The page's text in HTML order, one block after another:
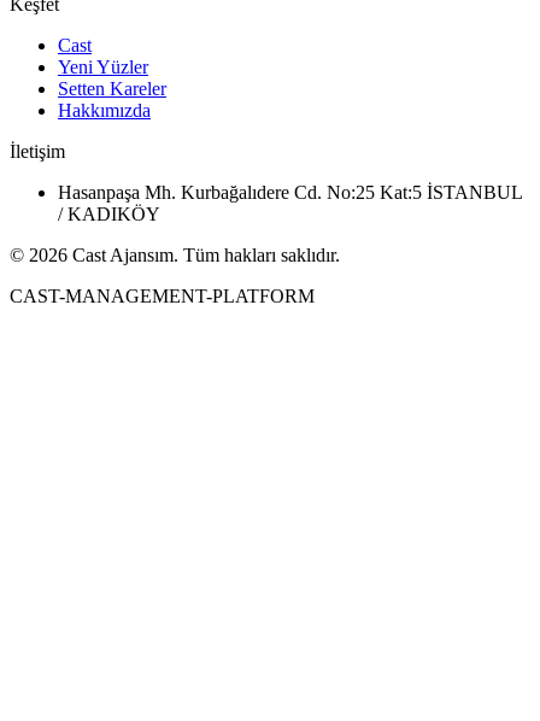
Keşfet
Cast
Yeni Yüzler
Setten Kareler
Hakkımızda
İletişim
Hasanpaşa Mh. Kurbağalıdere Cd. No:25 Kat:5 İSTANBUL
/ KADIKÖY
© 2026 Cast Ajansım. Tüm hakları saklıdır.
CAST-MANAGEMENT-PLATFORM